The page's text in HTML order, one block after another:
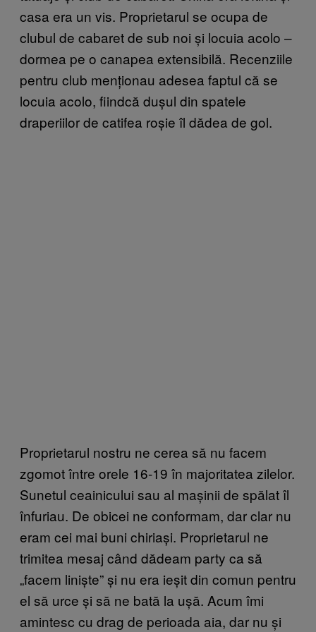
casa era un vis. Proprietarul se ocupa de
clubul de cabaret de sub noi și locuia acolo –
dormea pe o canapea extensibilă. Recenziile
pentru club menționau adesea faptul că se
locuia acolo, fiindcă dușul din spatele
draperiilor de catifea roșie îl dădea de gol.
Proprietarul nostru ne cerea să nu facem
zgomot între orele 16-19 în majoritatea zilelor.
Sunetul ceainicului sau al mașinii de spălat îl
înfuriau. De obicei ne conformam, dar clar nu
eram cei mai buni chiriași. Proprietarul ne
trimitea mesaj când dădeam party ca să
„facem liniște” și nu era ieșit din comun pentru
el să urce și să ne bată la ușă. Acum îmi
amintesc cu drag de perioada aia, dar nu și